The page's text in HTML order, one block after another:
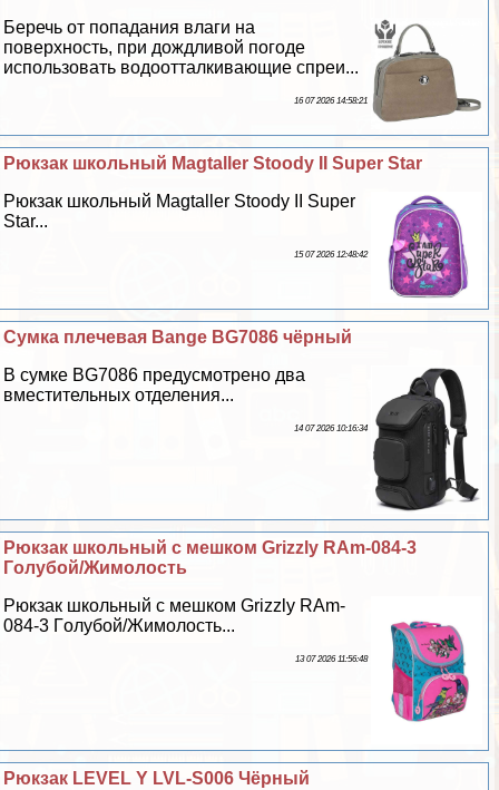
Беречь от попадания влаги на
поверхность, при дождливой погоде
использовать водоотталкивающие спреи...
16 07 2026 14:58:21
Рюкзак школьный Magtaller Stoody II Super Star
Рюкзак школьный Magtaller Stoody II Super
Star...
15 07 2026 12:48:42
Сумка плечевая Bange BG7086 чёрный
В сумке BG7086 предусмотрено два
вместительных отделения...
14 07 2026 10:16:34
Рюкзак школьный с мешком Grizzly RAm-084-3
Гoлyбой/Жимолость
Рюкзак школьный с мешком Grizzly RAm-
084-3 Гoлyбой/Жимолость...
13 07 2026 11:56:48
Рюкзак LEVEL Y LVL-S006 Чёрный